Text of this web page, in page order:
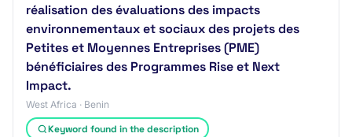
réalisation des évaluations des impacts
environnementaux et sociaux des projets des
Petites et Moyennes Entreprises (PME)
bénéficiaires des Programmes Rise et Next
Impact.
West Africa · Benin
Keyword found in the description